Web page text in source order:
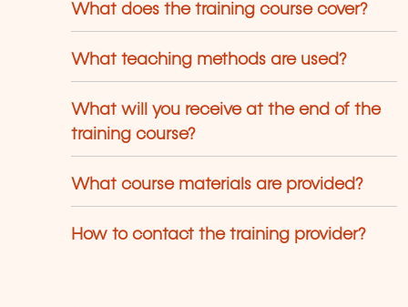
What does the training course cover?
What teaching methods are used?
What will you receive at the end of the
training course?
What course materials are provided?
How to contact the training provider?